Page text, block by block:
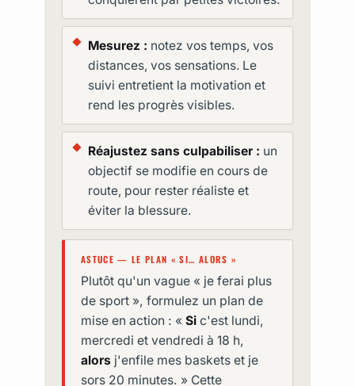
Mesurez : notez vos temps, vos
distances, vos sensations. Le
suivi entretient la motivation et
rend les progrès visibles.
Réajustez sans culpabiliser : un
objectif se modifie en cours de
route, pour rester réaliste et
éviter la blessure.
ASTUCE — LE PLAN « SI… ALORS »
Plutôt qu'un vague « je ferai plus
de sport », formulez un plan de
mise en action : « Sic'est lundi,
mercredi et vendredi à 18 h,
alorsj'enfile mes baskets et je
sors 20 minutes. » Cette